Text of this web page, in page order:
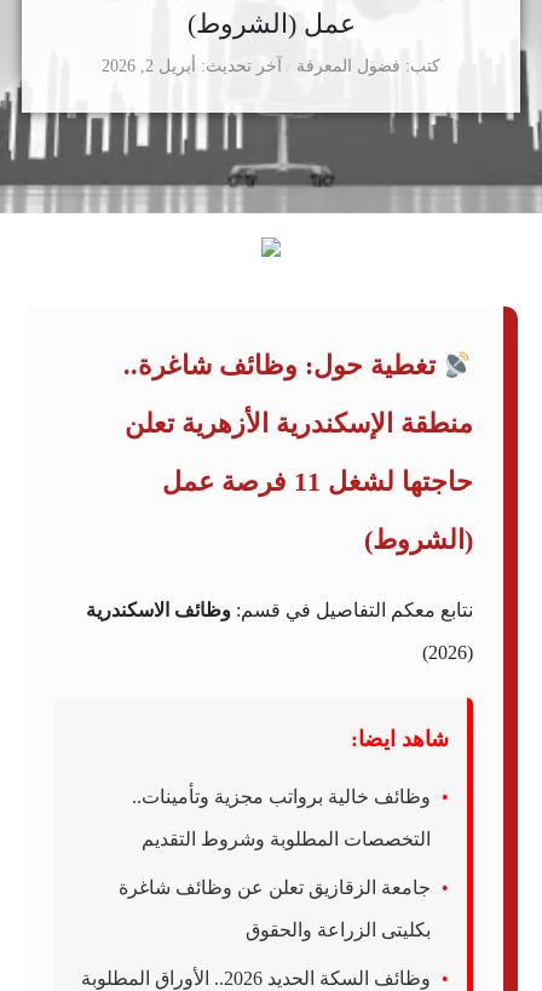
عمل (الشروط)
كتب فضول المعرفة آخر تحديث أبريل 2, 2026
تغطية حول: وظائف شاغرة..
منطقة الإسكندرية الأزهرية تعلن
حاجتها لشغل 11 فرصة عمل
(الشروط)
نتابع معكم التفاصيل في قسم: وظائف الاسكندرية
(2026)
شاهد ايضا:
وظائف خالية برواتب مجزية وتأمينات..
التخصصات المطلوبة وشروط التقديم
جامعة الزقازيق تعلن عن وظائف شاغرة
بكليتى الزراعة والحقوق
وظائف السكة الحديد 2026.. الأوراق المطلوبة